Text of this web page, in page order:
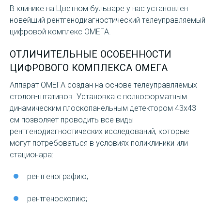
В клинике на Цветном бульваре у нас установлен
новейший рентгенодиагностический телеуправляемый
цифровой комплекс ОМЕГА.
ОТЛИЧИТЕЛЬНЫЕ ОСОБЕННОСТИ
ЦИФРОВОГО КОМПЛЕКСА ОМЕГА
Аппарат ОМЕГА создан на основе телеуправляемых
столов-штативов. Установка с полноформатным
динамическим плоскопанельным детектором 43х43
см позволяет проводить все виды
рентгенодиагностических исследований, которые
могут потребоваться в условиях поликлиники или
стационара:
рентгенографию;
рентгеноскопию;